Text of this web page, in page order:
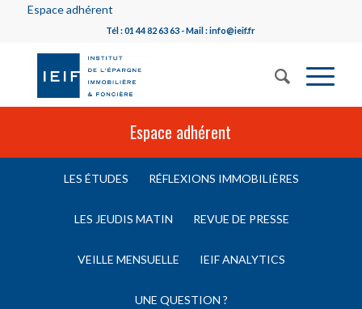
Espace adhérent
Tél : 01 44 82 63 63 - Mail : info@ieif.fr
Espace adhérent
LES ÉTUDES RÉFLEXIONS IMMOBILIÈRES
LES JEUDIS MATIN REVUE DE PRESSE
VEILLE MENSUELLE IEIF ANALYTICS
UNE QUESTION ?